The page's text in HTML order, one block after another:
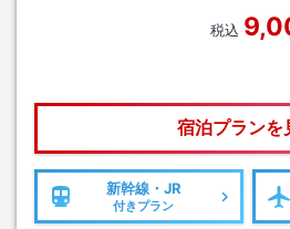
税込
宿泊プランを
新幹線・JR
付きプラン